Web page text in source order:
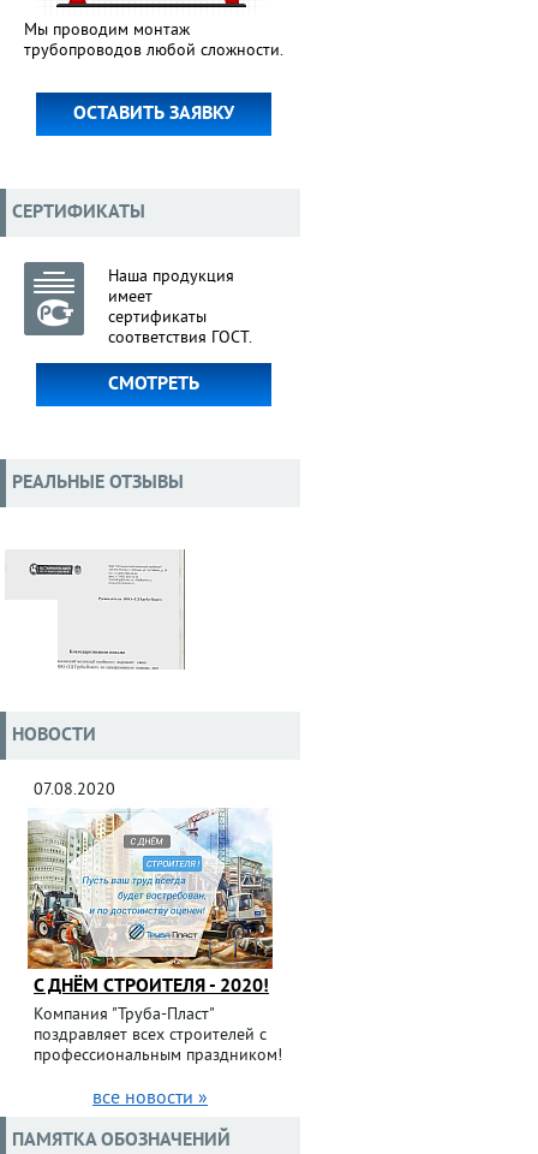
Мы проводим монтаж
трубопроводов любой сложности.
ОСТАВИТЬ ЗАЯВКУ
СЕРТИФИКАТЫ
Наша продукция
имеет
сертификаты
соответствия ГОСТ.
СМОТРЕТЬ
РЕАЛЬНЫЕ ОТЗЫВЫ
НОВОСТИ
07.08.2020
С ДНЁМ СТРОИТЕЛЯ - 2020!
Компания "Труба-Пласт"
поздравляет всех строителей с
профессиональным праздником!
все новости »
ПАМЯТКА ОБОЗНАЧЕНИЙ